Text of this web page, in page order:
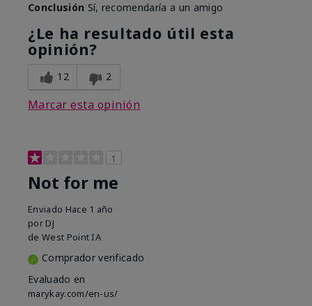
Conclusión Sí, recomendaría a un amigo
¿Le ha resultado útil esta
opinión?
12 2
Marcar esta opinión
1
Not for me
Enviado Hace 1 año
por DJ
de West Point IA
Comprador verificado
Evaluado en
marykay.com/en-us/